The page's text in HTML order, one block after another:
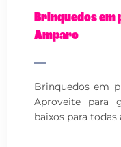
Brinquedos em
Amparo
Brinquedos em
Aproveite para
baixos para todas